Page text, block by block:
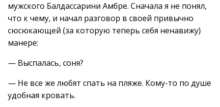
мужского Балдассарини Амбре. Сначала я не понял,
что к чему, и начал разговор в своей привычно
сюсюкающей (за которую теперь себя ненавижу)
манере:
— Выспалась, соня?
— Не все же любят спать на пляже. Кому-то по душе
удобная кровать.